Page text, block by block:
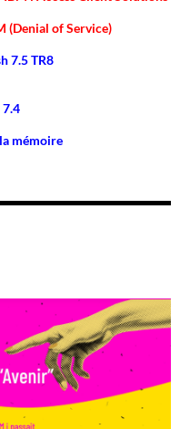
(Denial of Service)
7.5 TR8
mémoire